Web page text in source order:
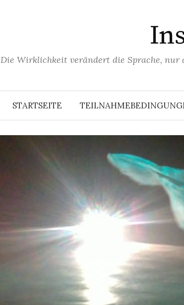
Die Wirklichkeit verändert die Sprache,
STARTSEITE